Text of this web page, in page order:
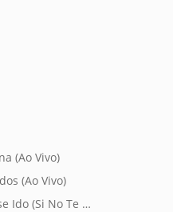
(Ao Vivo)
(Ao Vivo)
Ido (Si No Te Hubieras Ido)